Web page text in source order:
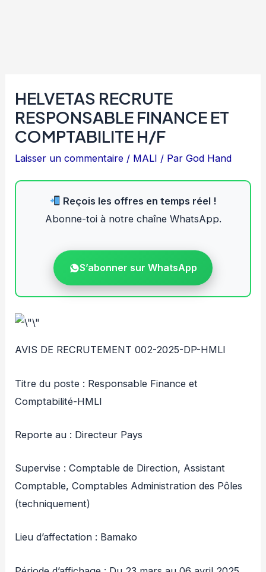
HELVETAS RECRUTE
RESPONSABLE FINANCE ET
COMPTABILITE H/F
Laisser un commentaire / MALI / ParGod Hand
Reçois les offres en temps réel !
Abonne-toi à notre chaîne WhatsApp.
S’abonner sur WhatsApp
AVIS DE RECRUTEMENT 002-2025-DP-HMLI
Titre du poste : Responsable Finance et
Comptabilité-HMLI
Reporte au : Directeur Pays
Supervise : Comptable de Direction, Assistant
Comptable, Comptables Administration des Pôles
(techniquement)
Lieu d’affectation : Bamako